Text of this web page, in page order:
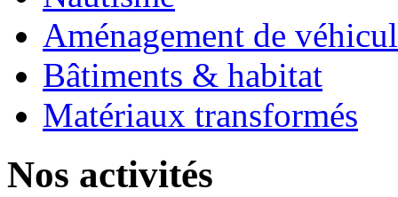
Aménagement de
Bâtiments & habitat
Matériaux transformés
Nos activités